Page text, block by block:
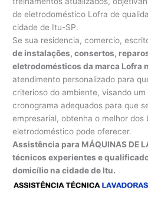
de eletrodoméstico Lofra de
cidade de Itu-SP.
Se sua residencia, comercio,
de instalações, consertos,
eletrodomésticos da marca Lofra
atendimento personalizado para
criterioso do ambiente, visando um
cronograma adequados para que
empresarial, obtenha o melhor dos
eletrodoméstico pode oferecer.
Assistência para MÁQUINAS DE
técnicos experientes e
domicílio na cidade de Itu.